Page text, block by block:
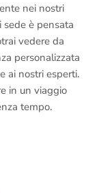
nei nostri
è pensata
vedere da
personalizzata
ai nostri esperti.
in un viaggio
tempo.